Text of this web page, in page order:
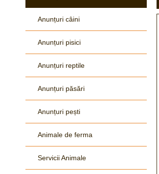
Anunțuri câini
Anunțuri pisici
Anunțuri reptile
Anunțuri păsări
Anunțuri pești
Animale de ferma
Servicii Animale